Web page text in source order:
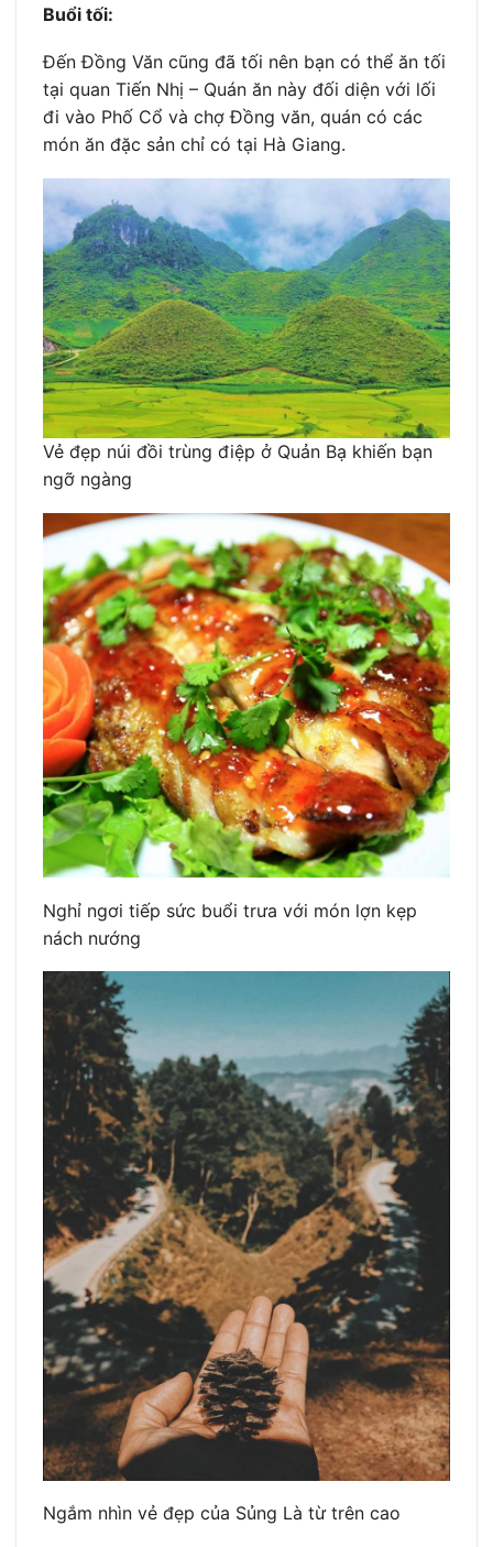
Buổi tối:
Đến Đồng Văn cũng đã tối nên bạn có thể ăn tối
tại quan Tiến Nhị – Quán ăn này đối diện với lối
đi vào Phố Cổ và chợ Đồng văn, quán có các
món ăn đặc sản chỉ có tại Hà Giang.
Vẻ đẹp núi đồi trùng điệp ở Quản Bạ khiến bạn
ngỡ ngàng
Nghỉ ngơi tiếp sức buổi trưa với món lợn kẹp
nách nướng
Ngắm nhìn vẻ đẹp của Sủng Là từ trên cao